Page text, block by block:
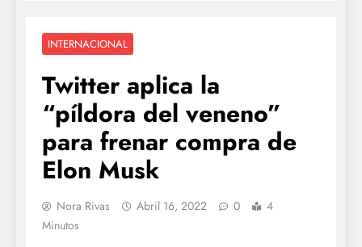
INTERNACIONAL
Twitter aplica la
“píldora del veneno”
para frenar compra de
Elon Musk
Nora Rivas Abril 16, 2022 0
4
Minutos